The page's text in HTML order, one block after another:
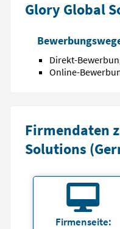
Glory Global
Direkt-
Online-
Firmendaten
Solutions
Firmenseite: